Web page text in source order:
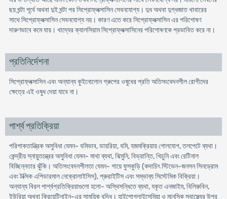
ছয় ঘন্টা পূর্বে অথবা দুই ঘন্টা পর সিপ্রোফ্লক্সাসিন সেবনযোগ্য। দুধ অথবা দুগ্ধজাত খাবারের
সাথে সিপ্রোফ্লক্সাসিন সেবনযোগ্য নয়। কারণ এতে করে সিপ্রোফ্লক্সাসিন এর পরিশোষণ
দারুণভাবে কমে যায়। খাদ্যের ক্যালসিয়াম সিপ্রোফ্লক্সাসিনের পরিশোষণকে প্রভাবিত করে না।
প্রতিনির্দেশনা
সিপ্রোফ্লক্সাসিন এবং অন্যান্য কুইনোলোন গ্রুপের ওষুধের প্রতি অতিসংবেদনশীল রোগীদের
ক্ষেত্রে এই ওষুধ দেয়া যাবে না।
পার্শ্ব প্রতিক্রিয়া
পরিপাকতান্ত্রিক অসুবিধা যেমন- বমিভাব, ডায়রিয়া, বমি, হজমক্রিয়ায় গোলযোগ, তলপেটে ব্যথা।
কেন্দ্রীয় স্নায়ুতন্ত্রের অসুবিধা যেমন- মাথা ব্যথা, ঝিমুনি, বিভ্রান্তি, খিচুনি এবং রেটিনাল
বিচ্ছিন্নতার ঝুঁকি। অতিসংবেদনশীলতা যেমন- গায়ে ফুসকুড়ি (কদাচিৎ স্টিভেন-জনসন সিনড্রোম
এবং টক্সিক এপিডারমাল নেক্রোলাইসিস), প্রুরাইটিস এবং সম্ভাব্য সিস্টেমিক বিক্রিয়া।
অন্যান্য বিরল পার্শ্বপ্রতিক্রিয়াগুলো হলো- অস্থিসন্ধিতে ব্যথা, যকৃত এনজাইম, বিলিরুবিন,
ইউরিয়া অথবা ক্রিয়েটিনাইন-এর সাময়িক বৃদ্ধি। হাইপোগ্লাইসেমিয়া ও মানসিক স্বাস্থ্যের উপর